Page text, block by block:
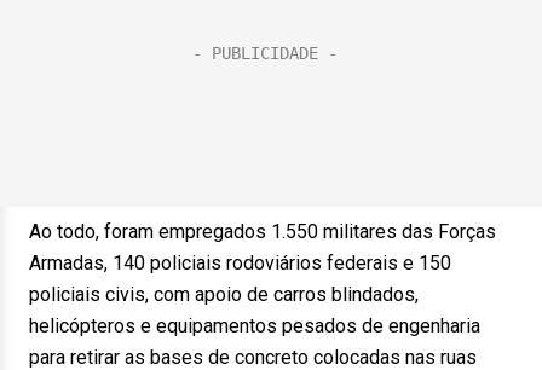
Ao todo, foram empregados 1.550 militares das Forças
Armadas, 140 policiais rodoviários federais e 150
policiais civis, com apoio de carros blindados,
helicópteros e equipamentos pesados de engenharia
para retirar as bases de concreto colocadas nas ruas